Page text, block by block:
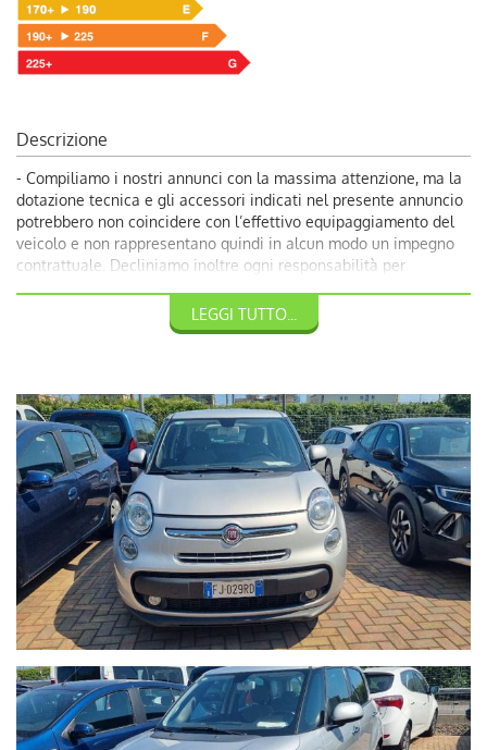
Descrizione
- Compiliamo i nostri annunci con la massima attenzione, ma la
dotazione tecnica e gli accessori indicati nel presente annuncio
potrebbero non coincidere con l’effettivo equipaggiamento del
veicolo e non rappresentano quindi in alcun modo un impegno
contrattuale. Decliniamo inoltre ogni responsabilità per
garantire ai nostri clienti la più completa soddisfazione, vi
invitiamo a chiedere conferma delle dotazioni del veicolo ai
-8900 €: Promozione Autoquadrifoglio con rottamazione veicolo
usato con almeno dieci anni;
-9900 €: Prezzo di Vendita Autoquadrifoglio;
Per Info chiama Giuseppe al 389.898.1300;
- CHILOMETRAGGIO CERTIFICATO.
- Auto guidabile anche da un Neopatentato.
- La vettura si trova presso la nostra sede in Via Braja 48r
Chatta con noi su Whatsapp o chiamaci per prendere un
appuntamento: solo così potremo offrirti la certezza che il
veicolo sia disponibile per essere visto e provato.
LEGGI TUTTO...